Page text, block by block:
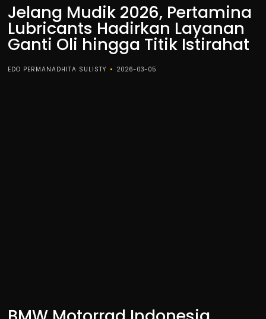
Jelang Mudik 2026, Pertamina
Lubricants Hadirkan Layanan
Ganti Oli hingga Titik Istirahat
EDO PERMANADHITA SULISTY 2026-03-05